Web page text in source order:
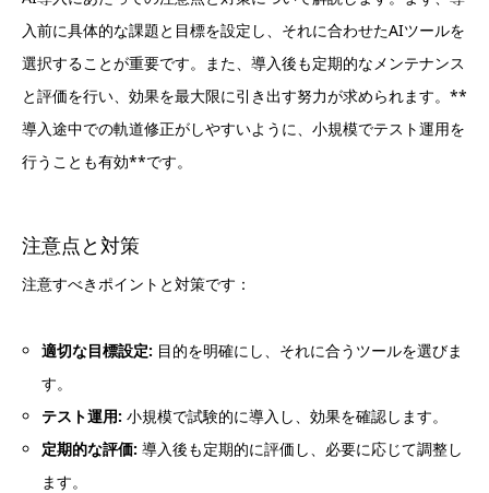
入前に具体的な課題と目標を設定し、それに合わせたAIツールを
選択することが重要です。また、導入後も定期的なメンテナンス
と評価を行い、効果を最大限に引き出す努力が求められます。**
導入途中での軌道修正がしやすいように、小規模でテスト運用を
行うことも有効**です。
注意点と対策
注意すべきポイントと対策です：
適切な目標設定: 目的を明確にし、それに合うツールを選びま
す。
テスト運用: 小規模で試験的に導入し、効果を確認します。
定期的な評価: 導入後も定期的に評価し、必要に応じて調整し
ます。